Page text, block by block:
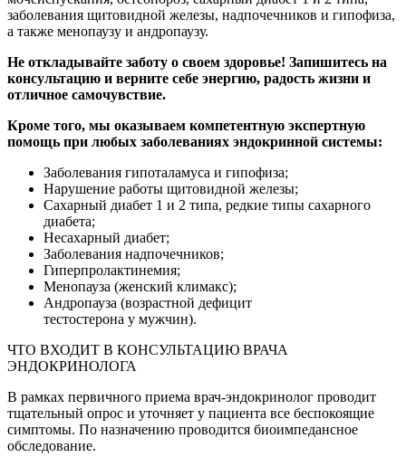
заболевания щитовидной железы, надпочечников и гипофиза,
а также менопаузу и андропаузу.
Не откладывайте заботу о своем здоровье! Запишитесь на
консультацию и верните себе энергию, радость жизни и
отличное самочувствие.
Кроме того, мы оказываем компетентную экспертную
помощь при любых заболеваниях эндокринной системы:
Заболевания гипоталамуса и гипофиза;
Нарушение работы щитовидной железы;
Сахарный диабет 1 и 2 типа, редкие типы сахарного
диабета;
Несахарный диабет;
Заболевания надпочечников;
Гиперпролактинемия;
Менопауза (женский климакс);
Андропауза (возрастной дефицит
тестостерона у мужчин).
ЧТО ВХОДИТ В КОНСУЛЬТАЦИЮ ВРАЧА
ЭНДОКРИНОЛОГА
В рамках первичного приема врач-эндокринолог проводит
тщательный опрос и уточняет у пациента все беспокоящие
симптомы. По назначению проводится биоимпедансное
обследование.